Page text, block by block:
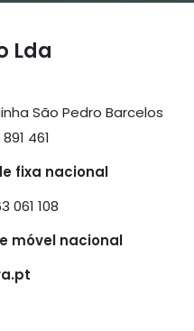
Lda
São Pedro Barcelos
461
fixa nacional
061 108
móvel nacional